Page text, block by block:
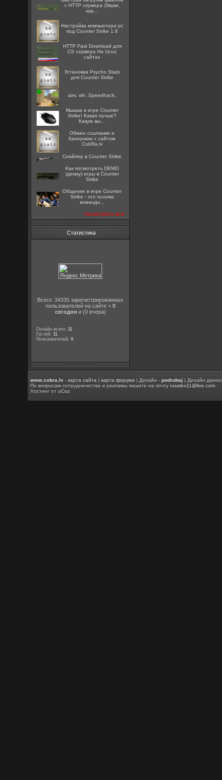
с HTTP сервера (Звуки,
кар...
Настройка компьютера pc
под Counter Strike 1.6
HTTP Fast Download для
CS сервера На Ucoz
сайтах
Установка Psycho Stats
для Counter Strike
aim, wh, Speedhack,
Мышка в игре Counter
Strike! Какая лучше?
Какую вы...
Oбмен ссылками и
банерами с сайтом
CobRa.lv
Снайпер в Counter Strike
Как посмотреть DEMO
(демку) игры в Counter
Strike
Общение в игре Counter
Strike - это основа
командн...
посмотреть все
Статистика
Всего: 34335 зарегистрированных
пользователей на сайте + 0
сегодняи (0 вчера)
Онлайн всего:11
Гостей:11
Пользователей:0
www.cobra.lv -карта сайта |карта форума | Дизайн -podrubaj | Дизайн
По вопросам сотрудничества и рекламы пишите на почтуrusalex11@live.com
Хостинг отuCoz